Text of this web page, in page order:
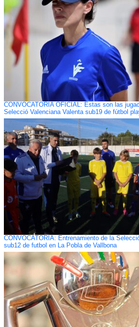
CONVOCATORIA OFICIAL: Estas son las
Selecció Valenciana Valenta sub19 de fútbol
CONVOCATORIA: Entrenamiento de la
sub12 de futbol en La Pobla de Vallbona